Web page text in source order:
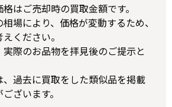
はご売却時の買取金額です。
場により、価格が変動するため、
ください。
際のお品物を拝見後のご提示と
、過去に買取をした類似品を掲載
ざいます。